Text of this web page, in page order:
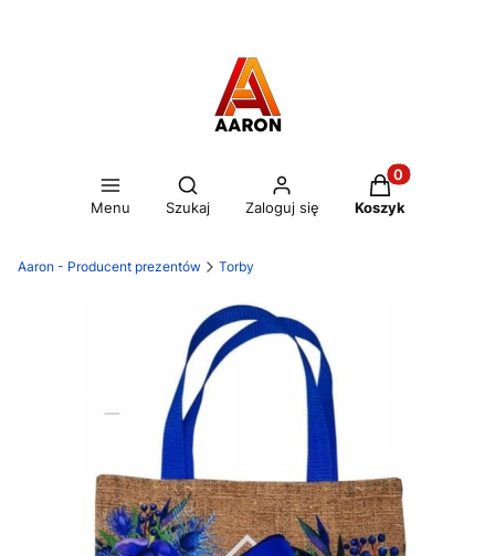
Menu
Otwórz wyszukiwarkę
Szukaj Zaloguj się
Produkty w
Koszyk
Aaron - Producent prezentów Torby